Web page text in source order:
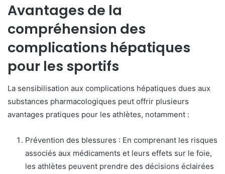
Avantages de la
compréhension des
complications hépatiques
pour les sportifs
La sensibilisation aux complications hépatiques dues aux
substances pharmacologiques peut offrir plusieurs
avantages pratiques pour les athlètes, notamment :
Prévention des blessures : En comprenant les risques
associés aux médicaments et leurs effets sur le foie,
les athlètes peuvent prendre des décisions éclairées